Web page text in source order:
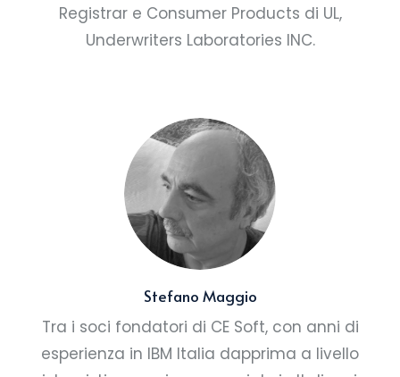
Registrar e Consumer Products di UL,
Underwriters Laboratories INC.
Stefano Maggio
Tra i soci fondatori di CE Soft, con anni di
esperienza in IBM Italia dapprima a livello